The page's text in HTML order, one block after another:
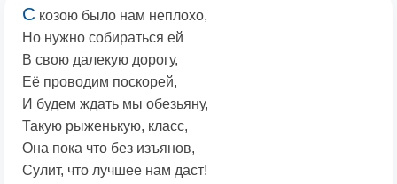
С козою было нам неплохо,
Но нужно собираться ей
В свою далекую дорогу,
Её проводим поскорей,
И будем ждать мы обезьяну,
Такую рыженькую, класс,
Она пока что без изъянов,
Сулит, что лучшее нам даст!